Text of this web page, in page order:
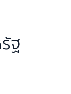
ฐ